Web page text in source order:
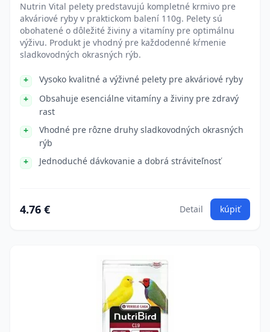
Nutrin Vital pelety predstavujú kompletné krmivo pre
akváriové ryby v praktickom balení 110g. Pelety sú
obohatené o dôležité živiny a vitamíny pre optimálnu
výživu. Produkt je vhodný pre každodenné kŕmenie
sladkovodných okrasných rýb.
Vysoko kvalitné a výživné pelety pre akváriové ryby
Obsahuje esenciálne vitamíny a živiny pre zdravý
rast
Vhodné pre rôzne druhy sladkovodných okrasných
rýb
Jednoduché dávkovanie a dobrá stráviteľnosť
4.76 € Detail kúpiť